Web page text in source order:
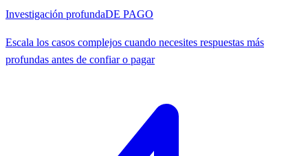
Investigación profundaDE PAGO
Escala los casos complejos cuando necesites respuestas más
profundas antes de confiar o pagar